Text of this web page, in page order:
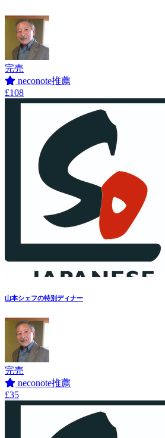
完売
neconote推薦
£108
山本シェフの特別ディナー
完売
neconote推薦
£35